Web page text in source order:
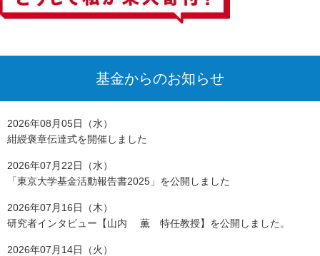
基金からのお知らせ
2026年08月05日（水）
紺綬褒章伝達式を開催しました
2026年07月22日（水）
「東京大学基金活動報告書2025」を公開しました
2026年07月16日（木）
研究者インタビュー【山内 薫 特任教授】を公開しました。
2026年07月14日（火）